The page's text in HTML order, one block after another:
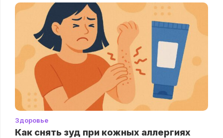
Здоровье
Как снять зуд при кожных аллергиях